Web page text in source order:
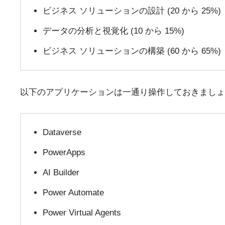
ビジネス ソリューションの設計 (20 から 25%)
データの分析と視覚化 (10 から 15%)
ビジネス ソリューションの構築 (60 から 65%)
以下のアプリケーションは一通り操作しておきまし
Dataverse
PowerApps
AI Builder
Power Automate
Power Virtual Agents